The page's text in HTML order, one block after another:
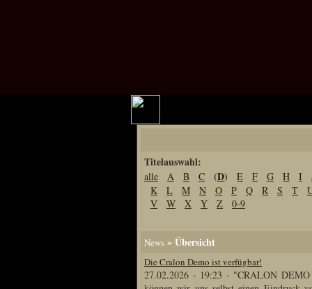
Titelauswahl:
alle A B C (D) E F G H I
K
L M N O P Q R S T
V
W X Y Z 0-9
News » Übersicht
Die Cralon Demo ist verfügbar!
27.02.2026 - 19:23 - "CRALON